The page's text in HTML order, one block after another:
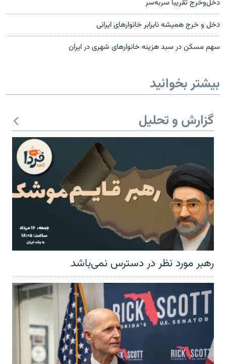
دخل‌وخرج تقریباً سربه‌سر
دخل و خرج همیشه نابرابر خانوارهای ایرانی
سهم مسکن در سبد هزینه خانوارهای شهری در ایران
بیشتر بخوانید
گزارش و تحلیل
رهبر مورد نظر در دسترس نمی‌باشد